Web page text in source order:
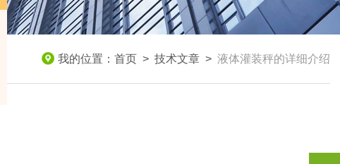
我的位置： 首页 > 技术文章 > 液体灌装秤的详细介绍